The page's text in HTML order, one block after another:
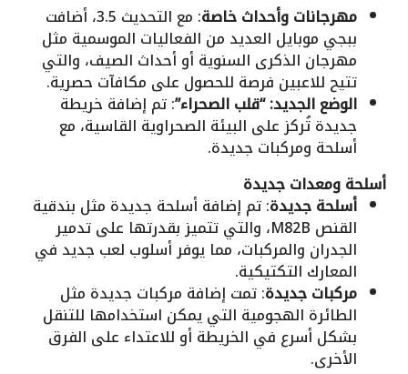
مهرجانات وأحداث خاصة : مع التحديث 3.5، أضافت
ببجي موبايل العديد من الفعاليات الموسمية مثل
مهرجان الذكرى السنوية أو أحداث الصيف، والتي
تتيح للاعبين فرصة للحصول على مكافآت حصرية.
الوضع الجديد: “قلب الصحراء”: تم إضافة خريطة
جديدة تُركز على البيئة الصحراوية القاسية، مع
أسلحة ومركبات جديدة.
أسلحة ومعدات جديدة
أسلحة جديدة: تم إضافة أسلحة جديدة مثل بندقية
القنص M82B، والتي تتميز بقدرتها على تدمير
الجدران والمركبات، مما يوفر أسلوب لعب جديد في
المعارك التكتيكية.
مركبات جديدة: تمت إضافة مركبات جديدة مثل
الطائرة الهجومية التي يمكن استخدامها للتنقل
بشكل أسرع في الخريطة أو للاعتداء على الفرق
الأخرى.